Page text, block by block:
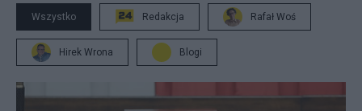
Wszystko Redakcja Rafał Woś
Hirek Wrona Blogi